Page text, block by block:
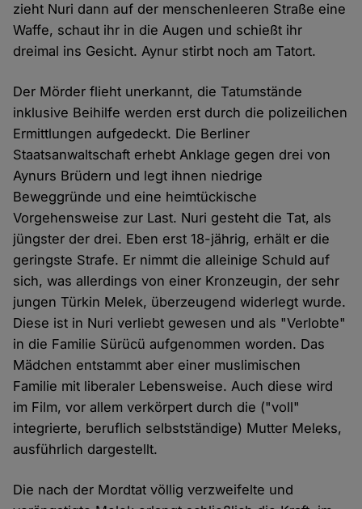
zieht Nuri dann auf der menschenleeren Straße eine
Waffe, schaut ihr in die Augen und schießt ihr
dreimal ins Gesicht. Aynur stirbt noch am Tatort.
Der Mörder flieht unerkannt, die Tatumstände
inklusive Beihilfe werden erst durch die polizeilichen
Ermittlungen aufgedeckt. Die Berliner
Staatsanwaltschaft erhebt Anklage gegen drei von
Aynurs Brüdern und legt ihnen niedrige
Beweggründe und eine heimtückische
Vorgehensweise zur Last. Nuri gesteht die Tat, als
jüngster der drei. Eben erst 18-jährig, erhält er die
geringste Strafe. Er nimmt die alleinige Schuld auf
sich, was allerdings von einer Kronzeugin, der sehr
jungen Türkin Melek, überzeugend widerlegt wurde.
Diese ist in Nuri verliebt gewesen und als "Verlobte"
in die Familie Sürücü aufgenommen worden. Das
Mädchen entstammt aber einer muslimischen
Familie mit liberaler Lebensweise. Auch diese wird
im Film, vor allem verkörpert durch die ("voll"
integrierte, beruflich selbstständige) Mutter Meleks,
ausführlich dargestellt.
Die nach der Mordtat völlig verzweifelte und